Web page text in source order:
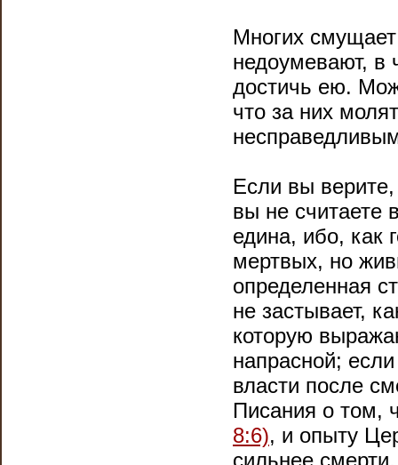
Многих
недоумевают, в
достичь ею.
что за них
Если вы
вы не
едина, ибо, как
мертвых, но
определенная
не застывает,
которую
напрасной;
власти после
Писания о том,
8:6), и опыту
сильнее